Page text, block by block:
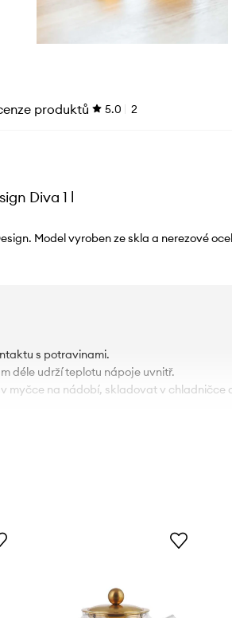
produktů 5.0 2
Diva 1 l
Model vyroben ze skla a nerezové
s potravinami.
déle udrží teplotu nápoje uvnitř.
myčce na nádobí, skladovat v chladničce